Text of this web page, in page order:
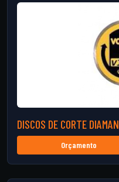
DISCOS DE CORTE
Orçamento